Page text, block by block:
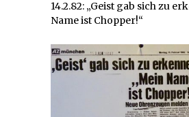
14.2.82: „Geist gab sich zu
Name ist Chopper!“